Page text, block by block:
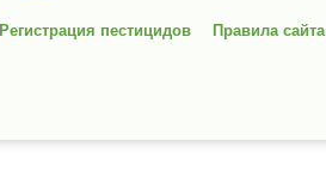
Регистрация пестицидов Правила сайта